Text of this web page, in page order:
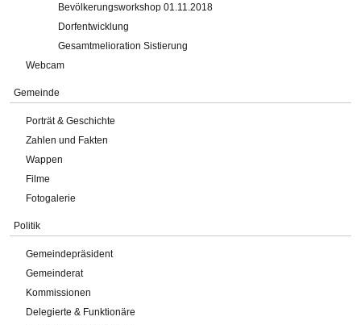
Bevölkerungsworkshop 01.11.2018
Dorfentwicklung
Gesamtmelioration Sistierung
Webcam
Gemeinde
Porträt & Geschichte
Zahlen und Fakten
Wappen
Filme
Fotogalerie
Politik
Gemeindepräsident
Gemeinderat
Kommissionen
Delegierte & Funktionäre